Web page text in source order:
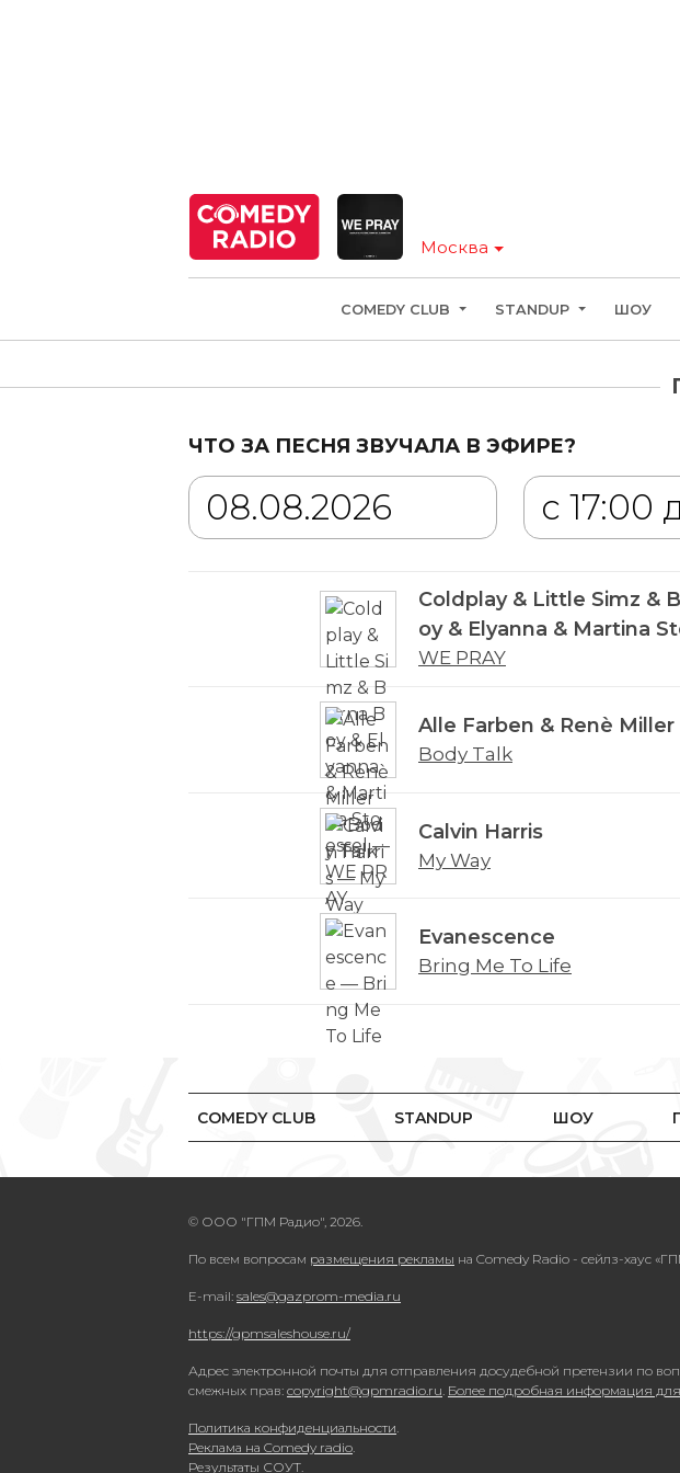
Москва
COMEDY CLUB STANDUP ШОУ
ЧТО ЗА ПЕСНЯ ЗВУЧАЛА В ЭФИРЕ?
Coldplay & Little Simz &
oy & Elyanna & Martina
WE PRAY
Alle Farben & Renè Miller
Body Talk
Calvin Harris
My Way
Evanescence
Bring Me To Life
COMEDY CLUB STANDUP ШОУ
© ООО "ГПМ Радио", 2026.
По всем вопросам размещения рекламы на Comedy Radio - сейлз-хаус
E-mail: sales@gazprom-media.ru
https://gpmsaleshouse.ru/
Адрес электронной почты для отправления досудебной претензии по
смежных прав: copyright@gpmradio.ru. Более подробная информация для
Политика конфиденциальности.
Реклама на Comedy radio.
Результаты СОУТ.